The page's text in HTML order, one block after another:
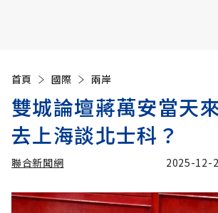
首頁 國際 兩岸
雙城論壇蔣萬安當天
去上海談北士科？
聯合新聞網 2025-12-